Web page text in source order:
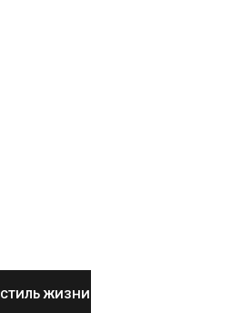
СТИЛЬ ЖИЗНИ